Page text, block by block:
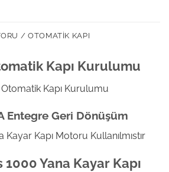
/ OTOMATIK KAPI
Kapı Kurulumu
Kapı Kurulumu
Entegre Geri Dönüşüm
Kayar Kapı Motoru Kullanılmıstır
1000 Yana Kayar Kapı